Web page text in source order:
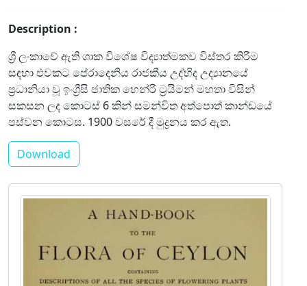
Description :
ශ්‍රී ලංකාවේ ඇති ශාක විශේෂ විද්‍යාත්මකව විස්තර කිරීම
සඳහා එවකට පේරාදෙනිය රාජකීය උද්භිද උද්‍යානයේ
ප්‍රධානියා වූ ඉංග්‍රීසි ජාතික හෙන්රි ට්‍රයිමන් මහතා විසින්
සකසන ලද කොටස් 6 කින් සමන්විත අත්පොත් කාන්ඩයේ
පස්වන කොටස. 1900 වසරේ දී මුද්‍රනය කර ඇත.
Download